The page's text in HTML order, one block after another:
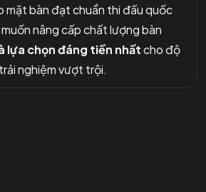
mặt bàn đạt chuẩn thi đấu quốc
nâng cấp chất lượng bàn
lựa chọn đáng tiền nhấtcho độ
nghiệm vượt trội.